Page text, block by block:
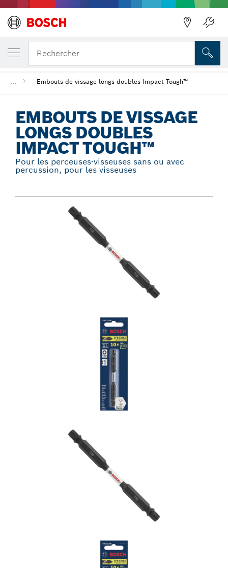
Rechercher
... Embouts de vissage longs doubles Impact Tough™
EMBOUTS DE VISSAGE
LONGS DOUBLES
IMPACT TOUGH™
Pour les perceuses-visseuses sans ou avec
percussion, pour les visseuses
VOTRE VARIANTE SÉLECTIONNÉE
Embouts de vissage longs doubles Impact